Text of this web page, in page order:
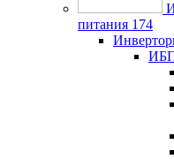
питания 174